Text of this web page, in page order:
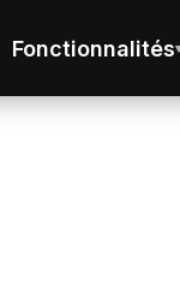
Fonctionnalités